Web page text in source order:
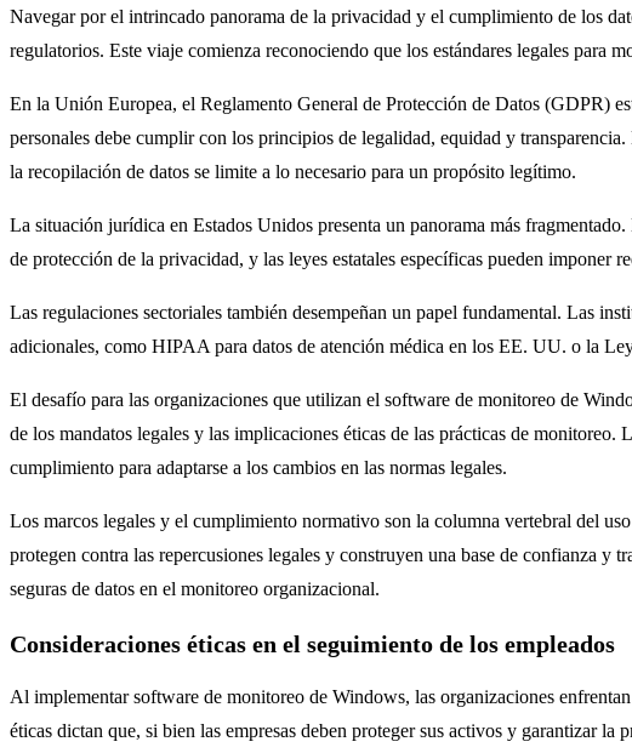
Navegar por el intrincado panorama de la privacidad y el cumplimiento de los
regulatorios. Este viaje comienza reconociendo que los estándares legales para
En la Unión Europea, el Reglamento General de Protección de Datos (GDPR)
personales debe cumplir con los principios de legalidad, equidad y
la recopilación de datos se limite a lo necesario para un propósito legítimo.
La situación jurídica en Estados Unidos presenta un panorama más
de protección de la privacidad, y las leyes estatales específicas pueden imponer
Las regulaciones sectoriales también desempeñan un papel fundamental. Las
adicionales, como HIPAA para datos de atención médica en los EE. UU. o la
El desafío para las organizaciones que utilizan el software de monitoreo de
de los mandatos legales y las implicaciones éticas de las prácticas de
cumplimiento para adaptarse a los cambios en las normas legales.
Los marcos legales y el cumplimiento normativo son la columna vertebral del
protegen contra las repercusiones legales y construyen una base de confianza y
seguras de datos en el monitoreo organizacional.
Consideraciones éticas en el seguimiento de los empleados
Al implementar software de monitoreo de Windows, las organizaciones
éticas dictan que, si bien las empresas deben proteger sus activos y garantizar